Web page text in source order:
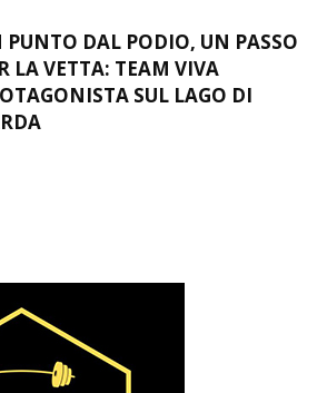
PUNTO DAL PODIO, UN PASSO
LA VETTA: TEAM VIVA
SUL LAGO DI